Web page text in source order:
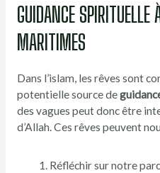
GUIDANCE SPIRITUELLE
MARITIMES
Dans l’islam, les rêves sont
potentielle source de
des vagues peut donc être
d’Allah. Ces rêves peuvent
Réfléchir sur notre